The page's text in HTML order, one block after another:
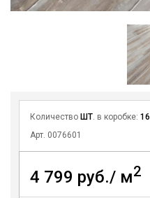
Количество ШТ . в коробке: 16
Арт. 0076601
4 799 руб./ м2